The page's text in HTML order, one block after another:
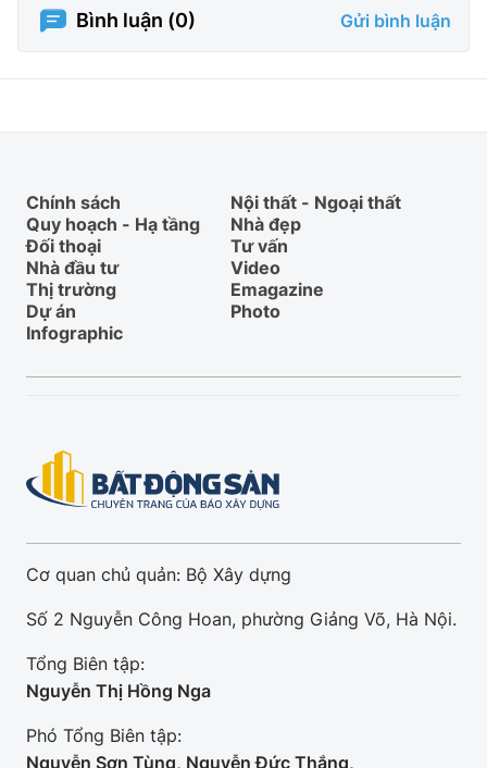
Bình luận (0) Gửi bình luận
Chính sách
Nội thất - Ngoại thất
Quy hoạch - Hạ tầng
Nhà đẹp
Đối thoại
Tư vấn
Nhà đầu tư
Video
Thị trường
Emagazine
Dự án
Photo
Infographic
Cơ quan chủ quản: Bộ Xây dựng
Số 2 Nguyễn Công Hoan, phường Giảng Võ, Hà Nội.
Tổng Biên tập:
Nguyễn Thị Hồng Nga
Phó Tổng Biên tập:
Nguyễn Sơn Tùng, Nguyễn Đức Thắng,